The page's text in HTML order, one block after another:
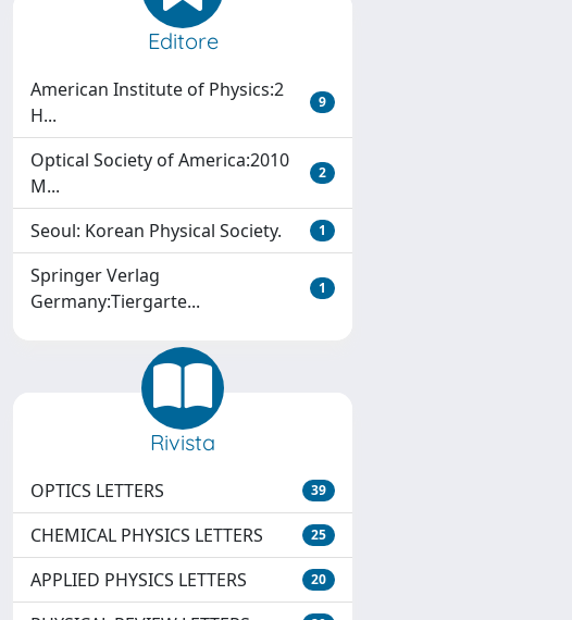
Editore
American Institute of Physics:2
H...
9
Optical Society of America:2010
M...
2
Seoul: Korean Physical Society. 1
Springer Verlag
Germany:Tiergarte...
1
Rivista
OPTICS LETTERS 39
CHEMICAL PHYSICS LETTERS 25
APPLIED PHYSICS LETTERS 20